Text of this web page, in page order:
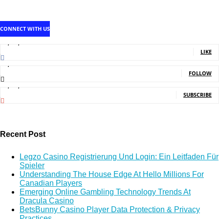
CONNECT WITH US
LIKE
FOLLOW
SUBSCRIBE
Recent Post
Legzo Casino Registrierung Und Login: Ein Leitfaden Für
Spieler
Understanding The House Edge At Hello Millions For
Canadian Players
Emerging Online Gambling Technology Trends At
Dracula Casino
BetsBunny Casino Player Data Protection & Privacy